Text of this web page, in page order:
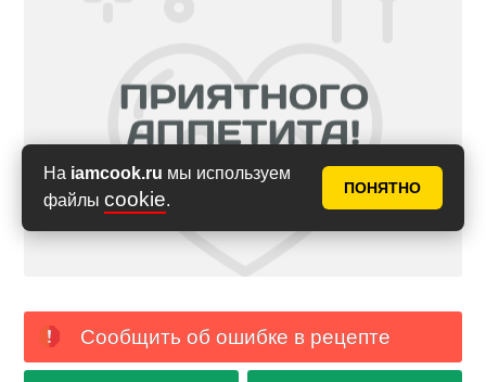
На iamcook.ru мы используем
файлы cookie.
ПОНЯТНО
Сообщить об ошибке в рецепте